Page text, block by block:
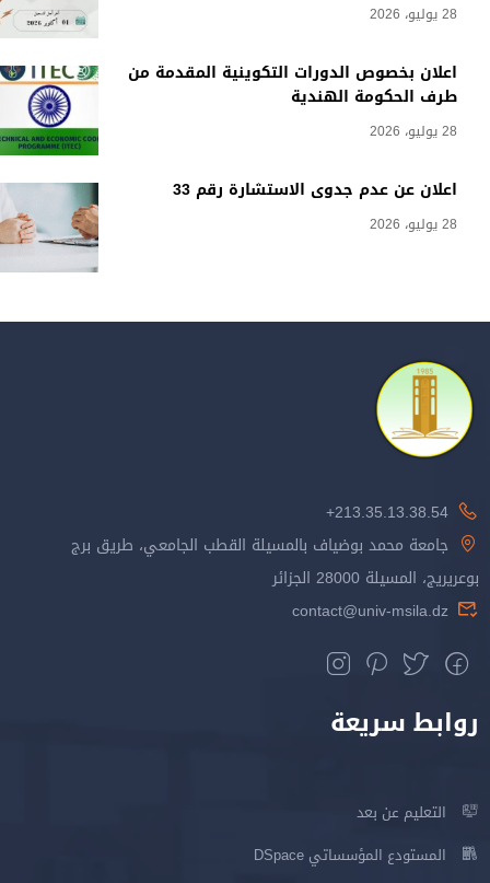
28 يوليو، 2026
اعلان بخصوص الدورات التكوينية المقدمة من
طرف الحكومة الهندية
28 يوليو، 2026
اعلان عن عدم جدوى الاستشارة رقم 33
28 يوليو، 2026
213.35.13.38.54+
جامعة محمد بوضياف بالمسيلة القطب الجامعي، طريق برج
بوعريريج، المسيلة 28000 الجزائر
contact@univ-msila.dz
روابط سريعة
التعليم عن بعد
المستودع المؤسساتي DSpace